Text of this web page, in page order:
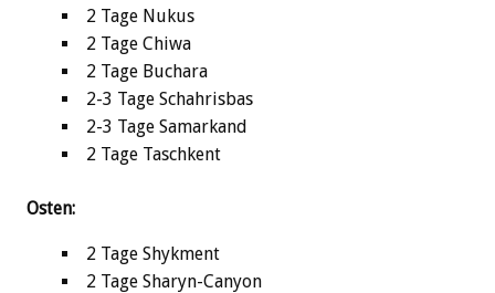
2 Tage Nukus
2 Tage Chiwa
2 Tage Buchara
2-3 Tage Schahrisbas
2-3 Tage Samarkand
2 Tage Taschkent
Osten:
2 Tage Shykment
2 Tage Sharyn-Canyon